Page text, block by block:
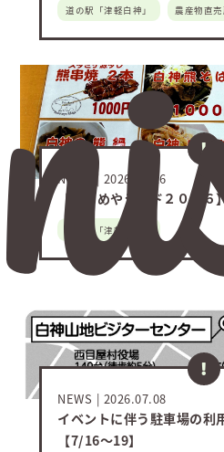
道の駅「津軽白神」 農産物直売
NEWS 2026.07.16
【にしめやランド２０２６】
道の駅「津軽白神」
NEWS 2026.07.08
イベントに伴う駐車場の利
【7/16～19】